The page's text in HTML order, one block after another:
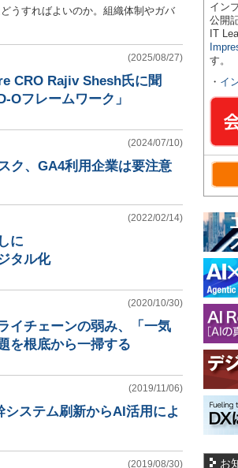
うすればよいのか。組織体制やガバ
(2025/08/27)
CRO Rajiv Shesh氏に聞
Oフレームワーク」
(2024/07/10)
ク、GA4利用企業は要注意
(2022/02/14)
に
タル化
(2020/10/30)
イチェーンの弱み、「一気
を根底から一掃する
(2019/11/06)
ステム刷新からAI活用によ
(2019/08/30)
イン
公開
IT
す。
・ イ
お